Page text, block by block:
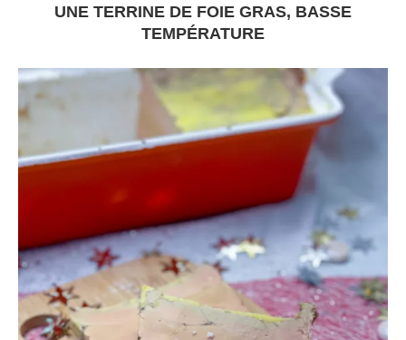
UNE TERRINE DE FOIE GRAS, BASSE
TEMPÉRATURE